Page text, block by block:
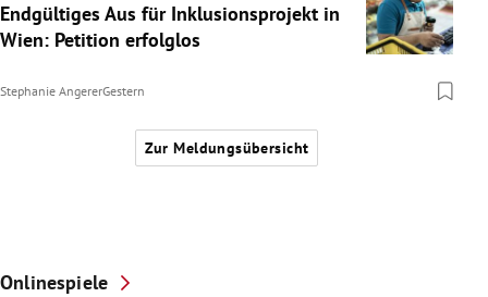
Endgültiges Aus für Inklusionsprojekt in
Wien: Petition erfolglos
Stephanie AngererGestern
Zur Meldungsübersicht
Onlinespiele